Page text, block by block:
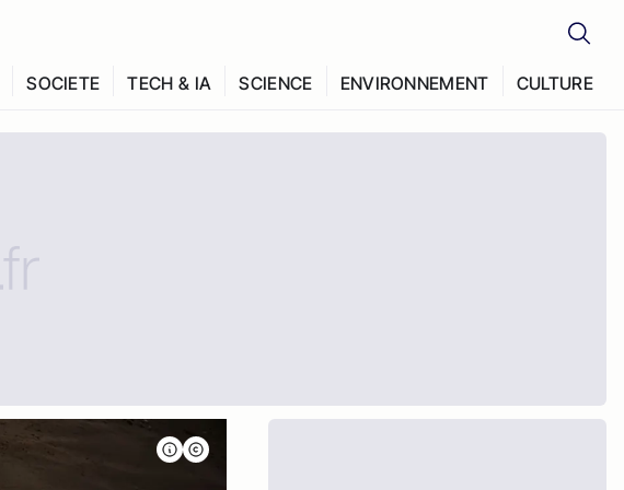
SOCIETE TECH & IA SCIENCE ENVIRONNEMENT CULTURE